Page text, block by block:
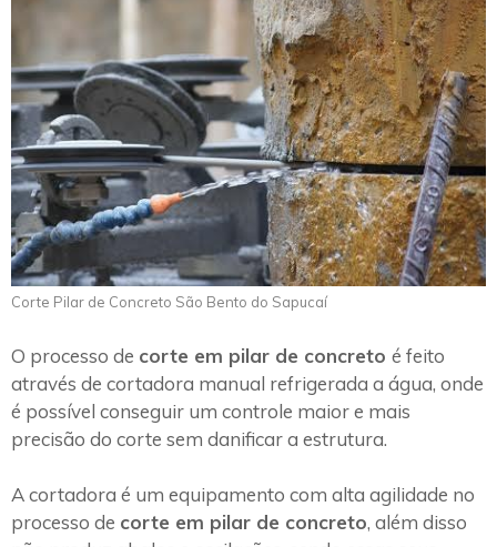
Corte Pilar de Concreto São Bento do Sapucaí
O processo de corte em pilar de concreto é feito
através de cortadora manual refrigerada a água, onde
é possível conseguir um controle maior e mais
precisão do corte sem danificar a estrutura.
A cortadora é um equipamento com alta agilidade no
processo de corte em pilar de concreto, além disso